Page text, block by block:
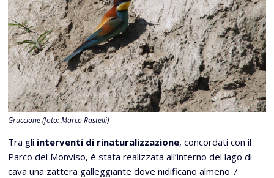
Gruccione (foto: Marco Rastelli)
Tra gli interventi di rinaturalizzazione, concordati con il
Parco del Monviso, è stata realizzata all’interno del lago di
cava una zattera galleggiante dove nidificano almeno 7